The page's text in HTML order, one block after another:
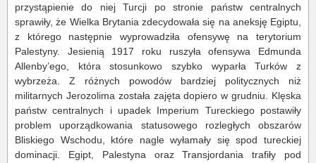
przystąpienie do niej Turcji po stronie państw centralnych
sprawiły, że Wielka Brytania zdecydowała się na aneksję Egiptu,
z którego następnie wyprowadziła ofensywę na terytorium
Palestyny. Jesienią 1917 roku ruszyła ofensywa Edmunda
Allenby’ego, która stosunkowo szybko wyparła Turków z
wybrzeża. Z różnych powodów bardziej politycznych niż
militarnych Jerozolima została zajęta dopiero w grudniu. Klęska
państw centralnych i upadek Imperium Tureckiego postawiły
problem uporządkowania statusowego rozległych obszarów
Bliskiego Wschodu, które nagle wyłamały się spod tureckiej
dominacji. Egipt, Palestyna oraz Transjordania trafiły pod